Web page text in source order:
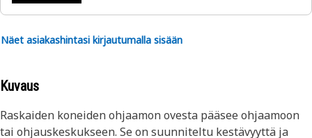
Näet asiakashintasi kirjautumalla sisään
Kuvaus
Raskaiden koneiden ohjaamon ovesta pääsee ohjaamoon
tai ohjauskeskukseen. Se on suunniteltu kestävyyttä ja